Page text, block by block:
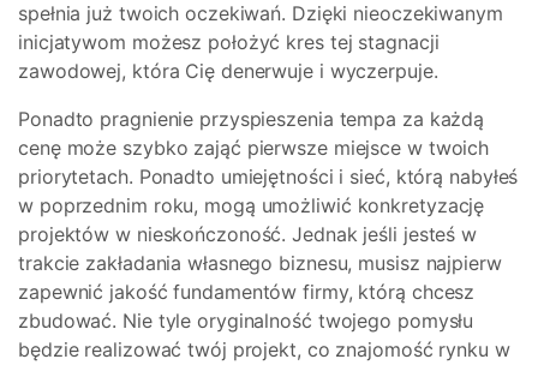
spełnia już twoich oczekiwań. Dzięki nieoczekiwanym
inicjatywom możesz położyć kres tej stagnacji
zawodowej, która Cię denerwuje i wyczerpuje.
Ponadto pragnienie przyspieszenia tempa za każdą
cenę może szybko zająć pierwsze miejsce w twoich
priorytetach. Ponadto umiejętności i sieć, którą nabyłeś
w poprzednim roku, mogą umożliwić konkretyzację
projektów w nieskończoność. Jednak jeśli jesteś w
trakcie zakładania własnego biznesu, musisz najpierw
zapewnić jakość fundamentów firmy, którą chcesz
zbudować. Nie tyle oryginalność twojego pomysłu
będzie realizować twój projekt, co znajomość rynku w